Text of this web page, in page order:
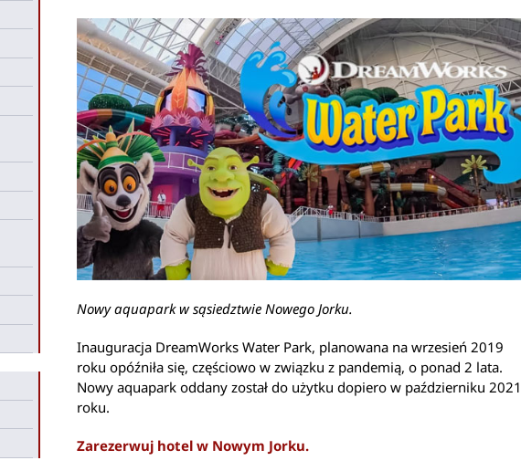
Nowy aquapark w sąsiedztwie Nowego Jorku.
Inauguracja DreamWorks Water Park, planowana na wrzesień 2019
roku opóźniła się, częściowo w związku z pandemią, o ponad 2 lata.
Nowy aquapark oddany został do użytku dopiero w październiku 2021
roku.
Zarezerwuj hotel w Nowym Jorku.